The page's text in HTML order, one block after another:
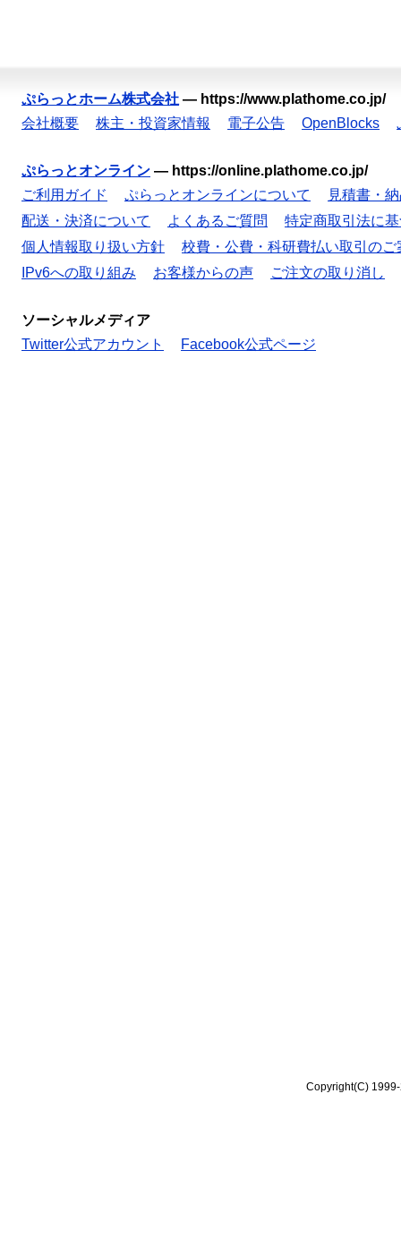
ぷらっとホーム株式会社 — https://www.plathome.co.jp/
会社概要
株主・投資家情報 電子公告 OpenBlocks
ぷらっとオンライン — https://online.plathome.co.jp/
ご利用ガイド
ぷらっとオンラインについて
見積書・
配送・決済について
よくあるご質問
特定商取引法に
個人情報取り扱い方針
校費・公費・科研費払い取引のご
IPv6への取り組み
お客様からの声 ご注文の取り消し
ソーシャルメディア
Twitter公式アカウント
Facebook公式ページ
Copyright(C)